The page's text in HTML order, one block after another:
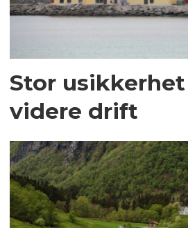
Stor
videre drift